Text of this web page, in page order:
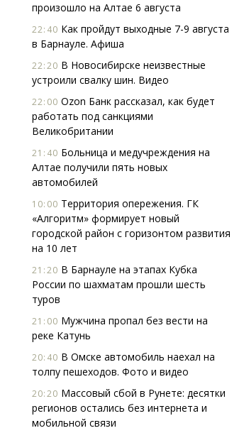
произошло на Алтае 6 августа
22:40 Как пройдут выходные 7-9 августа
в Барнауле. Афиша
22:20 В Новосибирске неизвестные
устроили свалку шин. Видео
22:00 Ozon Банк рассказал, как будет
работать под санкциями
Великобритании
21:40 Больница и медучреждения на
Алтае получили пять новых
автомобилей
10:00 Территория опережения. ГК
«Алгоритм» формирует новый
городской район с горизонтом развития
на 10 лет
21:20 В Барнауле на этапах Кубка
России по шахматам прошли шесть
туров
21:00 Мужчина пропал без вести на
реке Катунь
20:40 В Омске автомобиль наехал на
толпу пешеходов. Фото и видео
20:20 Массовый сбой в Рунете: десятки
регионов остались без интернета и
мобильной связи
Двухуровневые номера и вид на
Каким будет новый бутик-отель
«Белкур» в Белокурихе
ДОМА И КВАРТИРЫ